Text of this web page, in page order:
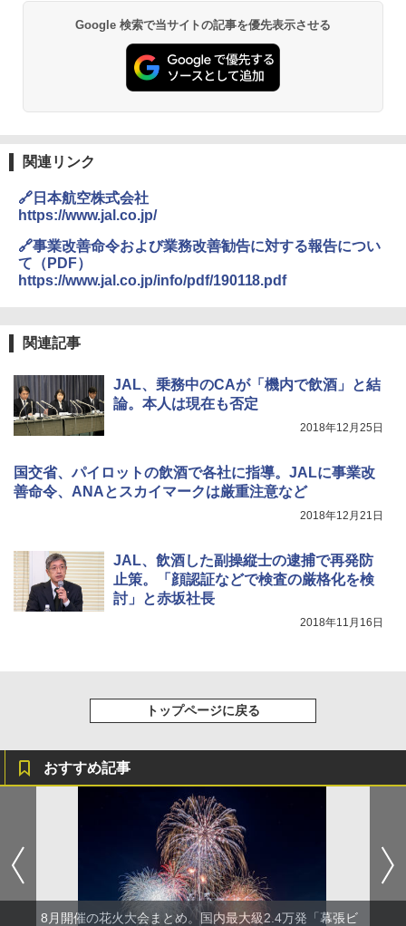
GRANDOOR ステンレス保冷剤 2個セット 2
コンパクト 保冷力長持ち
￥6,999
【日本企業販売】超強力クマ対策スプレー 30
￥3,680
着替えテント トイレテント 透けない【換気
通気窓付き】収納袋付き UVカット 防水 防災
コンパクト iimono117 (ブルー)
Google 検索で当サイトの記事を優先表示させる
関連リンク
🔗日本航空株式会社
https://www.jal.co.jp/
🔗事業改善命令および業務改善勧告に対する報告につい
て（PDF）
https://www.jal.co.jp/info/pdf/190118.pdf
関連記事
JAL、乗務中のCAが「機内で飲酒」と結
論。本人は現在も否定
2018年12月25日
国交省、パイロットの飲酒で各社に指導。JALに事業改
善命令、ANAとスカイマークは厳重注意など
2018年12月21日
JAL、飲酒した副操縦士の逮捕で再発防
止策。「顔認証などで検査の厳格化を検
討」と赤坂社長
2018年11月16日
トップページに戻る
おすすめ記事
8月開催の花火大会まとめ。国内最大級2.4万発「幕張ビ